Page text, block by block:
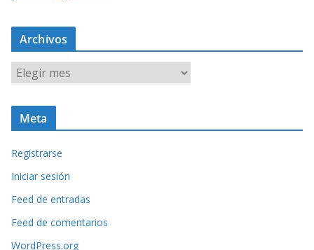
Archivos
r
c
v
o
Meta
Registrarse
Iniciar sesión
Feed de entradas
Feed de comentarios
WordPress.org